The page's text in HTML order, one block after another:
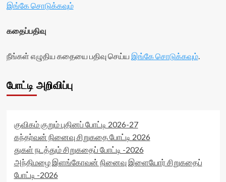
இங்கே சொடுக்கவும்
கதைப்பதிவு
நீங்கள் எழுதிய கதையை பதிவு செய்ய இங்கே சொடுக்கவும்.
போட்டி அறிவிப்பு
குவிகம் குறும் புதினப் போட்டி 2026-27
கந்தர்வன் நினைவு சிறுகதை போட்டி 2026
துகள் நடத்தும் சிறுகதைப் போட்டி -2026
அந்திமழை இளங்கோவன் நினைவு இளையோர் சிறுகதைப்
போட்டி -2026